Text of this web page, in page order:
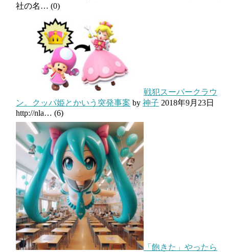
社の名… (0)
戦犯スーパークラウ
ン。クッパ姫とかいう突発事案 by 神子 2018年9月23日
http://nla… (6)
「飽きた」やったら